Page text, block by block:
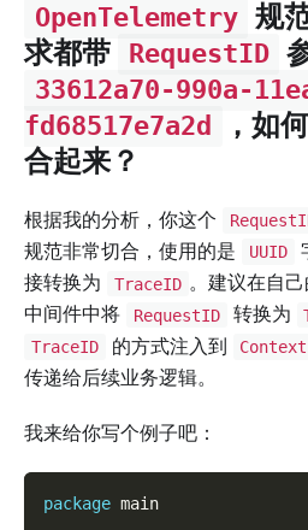
OpenTelemetry 规
求都带
RequestID
33612a70-990a-
fd68517e7a2d
，如
合起来？
根据我的分析，你这个
规范非常切合，使用的是 UUID
接转换为
TraceID 。建议在自己
中间件中将
RequestID 转换为
TraceID 的方式注入到 Context
传递给后续业务逻辑。
我来给你写个例子吧：
package main